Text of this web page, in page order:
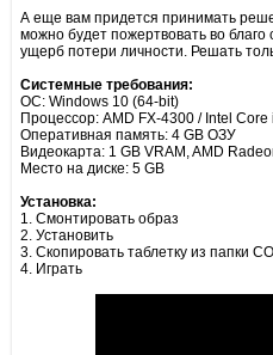
А еще вам придется принимать
можно будет пожертвовать во
ущерб потери личности. Решать
Системные требования:
ОС: Windows 10 (64-bit)
Процессор: AMD FX-4300 / Intel
Оперативная память: 4 GB ОЗУ
Видеокарта: 1 GB VRAM, AMD
Место на диске: 5 GB
Установка:
1. Смонтировать образ
2. Установить
3. Скопировать таблетку из папки
4. Играть